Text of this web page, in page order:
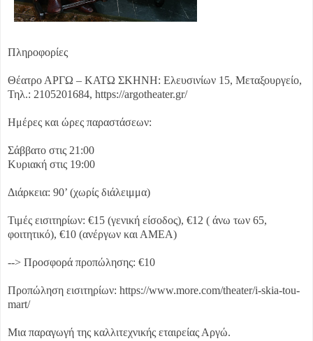
Πληροφορίες
Θέατρο ΑΡΓΩ – ΚΑΤΩ ΣΚΗΝΗ: Ελευσινίων 15, Μεταξουργείο,
Τηλ.: 2105201684, https://argotheater.gr/
Ημέρες και ώρες παραστάσεων:
Σάββατο στις 21:00
Κυριακή στις 19:00
Διάρκεια: 90’ (χωρίς διάλειμμα)
Τιμές εισιτηρίων: €15 (γενική είσοδος), €12 ( άνω των 65,
φοιτητικό), €10 (ανέργων και ΑΜΕA)
--> Προσφορά προπώλησης: €10
Προπώληση εισιτηρίων: https://www.more.com/theater/i-skia-tou-
mart/
Μια παραγωγή της καλλιτεχνικής εταιρείας Αργώ.